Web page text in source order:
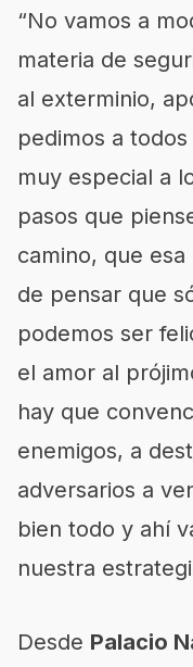
“No vamos a
materia de
al exterminio,
pedimos a
muy especial a
pasos que
camino, que
de pensar que
podemos ser
el amor al
hay que
enemigos, a
adversarios a
bien todo y ahí
nuestra
Desde Palacio